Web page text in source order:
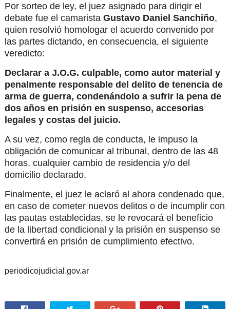
Por sorteo de ley, el juez asignado para dirigir el
debate fue el camarista Gustavo Daniel Sanchiño,
quien resolvió homologar el acuerdo convenido por
las partes dictando, en consecuencia, el siguiente
veredicto:
Declarar a J.O.G. culpable, como autor material y
penalmente responsable del delito de tenencia de
arma de guerra, condenándolo a sufrir la pena de
dos años en prisión en suspenso, accesorias
legales y costas del juicio.
A su vez, como regla de conducta, le impuso la
obligación de comunicar al tribunal, dentro de las 48
horas, cualquier cambio de residencia y/o del
domicilio declarado.
Finalmente, el juez le aclaró al ahora condenado que,
en caso de cometer nuevos delitos o de incumplir con
las pautas establecidas, se le revocará el beneficio
de la libertad condicional y la prisión en suspenso se
convertirá en prisión de cumplimiento efectivo.
periodicojudicial.gov.ar